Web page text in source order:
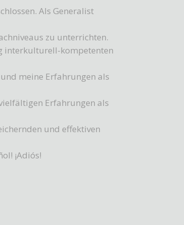
Als Generalist
zu unterrichten.
interkulturell-kompetenten
meine Erfahrungen als
Erfahrungen als
und effektiven
¡Adiós!